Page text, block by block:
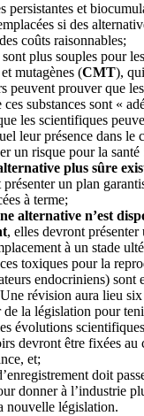
persistantes et
si des
coûts raisonnables;
plus souples pour
mutagènes (CMT),
peuvent prouver que
substances sont «
les scientifiques
leur présence dans le
un risque pour la santé
plus sûre
un plan
à terme;
alternative n’est
, elles devront
à un stade
toxiques pour la
endocriniens) sont
révision aura lieu six
la législation pour
évolutions
devront être fixées au
et;
doit
donner à l’industrie
nouvelle législation.